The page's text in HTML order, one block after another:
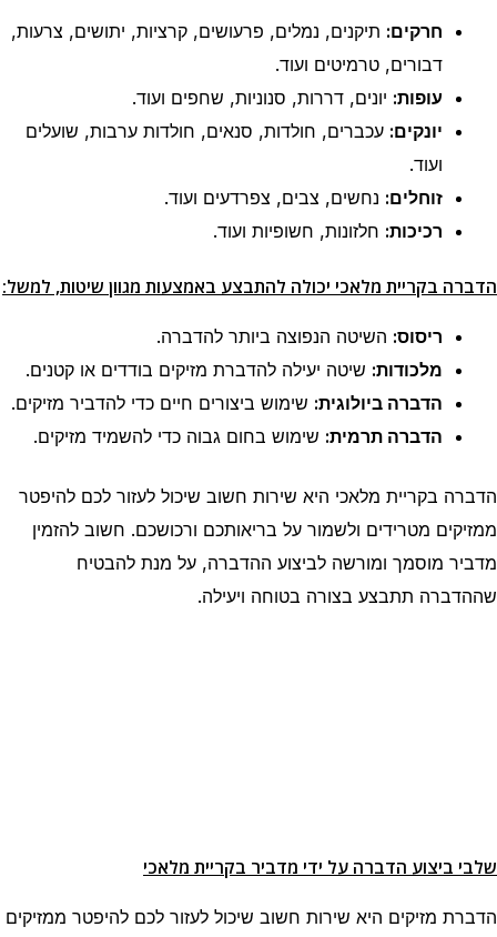
חרקים: תיקנים, נמלים, פרעושים, קרציות, יתושים, צרעות,
דבורים, טרמיטים ועוד.
עופות: יונים, דררות, סנוניות, שחפים ועוד.
יונקים: עכברים, חולדות, סנאים, חולדות ערבות, שועלים
ועוד.
זוחלים: נחשים, צבים, צפרדעים ועוד.
רכיכות: חלזונות, חשופיות ועוד.
הדברה בקריית מלאכי יכולה להתבצע באמצעות מגוון שיטות, למשל:
ריסוס: השיטה הנפוצה ביותר להדברה.
מלכודות: שיטה יעילה להדברת מזיקים בודדים או קטנים.
הדברה ביולוגית: שימוש ביצורים חיים כדי להדביר מזיקים.
הדברה תרמית: שימוש בחום גבוה כדי להשמיד מזיקים.
הדברה בקריית מלאכי היא שירות חשוב שיכול לעזור לכם להיפטר
ממזיקים מטרידים ולשמור על בריאותכם ורכושכם. חשוב להזמין
מדביר מוסמך ומורשה לביצוע ההדברה, על מנת להבטיח
שההדברה תתבצע בצורה בטוחה ויעילה.
שלבי ביצוע הדברה על ידי מדביר בקריית מלאכי
הדברת מזיקים היא שירות חשוב שיכול לעזור לכם להיפטר ממזיקים